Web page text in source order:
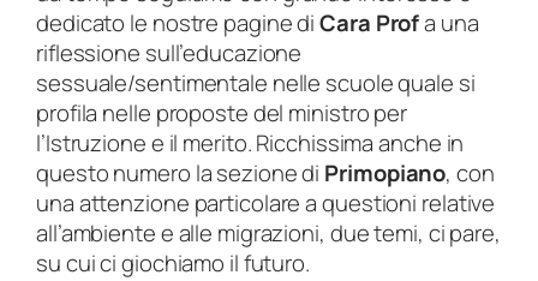
dedicato le nostre pagine diCara Profa una
riflessione sull’educazione
sessuale/sentimentale nelle scuole quale si
profila nelle proposte del ministro per
l’Istruzione e il merito. Ricchissima anche in
questo numero la sezione di Primopiano, con
una attenzione particolare a questioni relative
all’ambiente e alle migrazioni, due temi, ci pare,
su cui ci giochiamo il futuro.